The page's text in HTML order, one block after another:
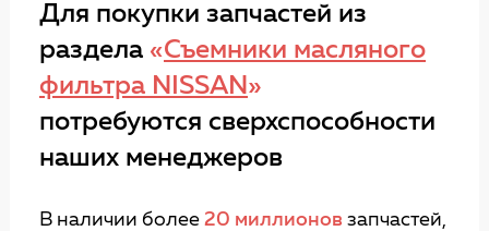
Для покупки запчастей из
раздела «Съемники масляного
фильтра NISSAN »
потребуются сверхспособности
наших менеджеров
В наличии более 20 миллионов запчастей,